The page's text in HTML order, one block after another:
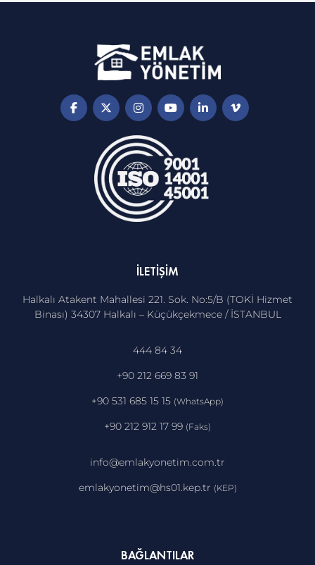
İLETIŞIM
Halkalı Atakent Mahallesi 221. Sok. No:5/B (TOKİ Hizmet
Binası) 34307 Halkalı – Küçükçekmece / İSTANBUL
444 84 34
+90 212 669 83 91
+90 531 685 15 15 (WhatsApp)
+90 212 912 17 99 (Faks)
info@emlakyonetim.com.tr
emlakyonetim@hs01.kep.tr (KEP)
BAĞLANTILAR